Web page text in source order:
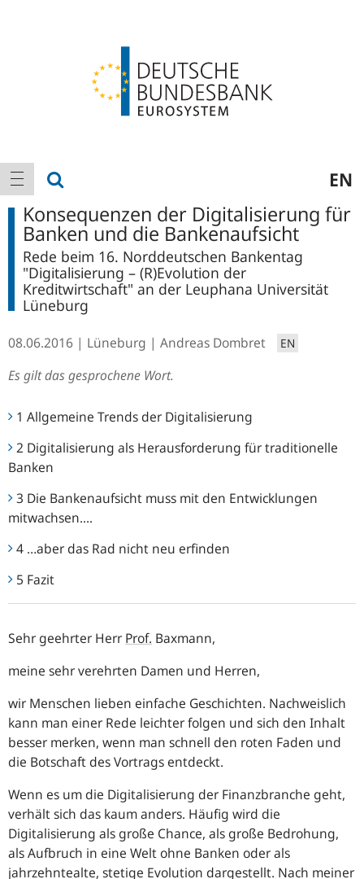
Hauptnavigation
Navigation anzeigen EN
Konsequenzen der Digitalisierung für
Banken und die Bankenaufsicht
Rede beim 16. Norddeutschen Bankentag
"Digitalisierung – (R)Evolution der
Kreditwirtschaft" an der Leuphana Universität
Lüneburg
08.06.2016 Lüneburg Andreas Dombret EN
Es gilt das gesprochene Wort.
1 Allgemeine Trends der Digitalisierung
2 Digitalisierung als Herausforderung für traditionelle
Banken
3 Die Bankenaufsicht muss mit den Entwicklungen
mitwachsen....
4 …aber das Rad nicht neu erfinden
5 Fazit
Sehr geehrter Herr Prof. Baxmann,
meine sehr verehrten Damen und Herren,
wir Menschen lieben einfache Geschichten. Nachweislich
kann man einer Rede leichter folgen und sich den Inhalt
besser merken, wenn man schnell den roten Faden und
die Botschaft des Vortrags entdeckt.
Wenn es um die Digitalisierung der Finanzbranche geht,
verhält sich das kaum anders. Häufig wird die
Digitalisierung als große Chance, als große Bedrohung,
als Aufbruch in eine Welt ohne Banken oder als
jahrzehntealte, stetige Evolution dargestellt. Nach meiner